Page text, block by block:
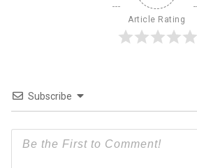
Article Rating
Subscribe